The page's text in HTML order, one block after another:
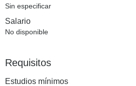
Sin especificar
Salario
No disponible
Requisitos
Estudios mínimos